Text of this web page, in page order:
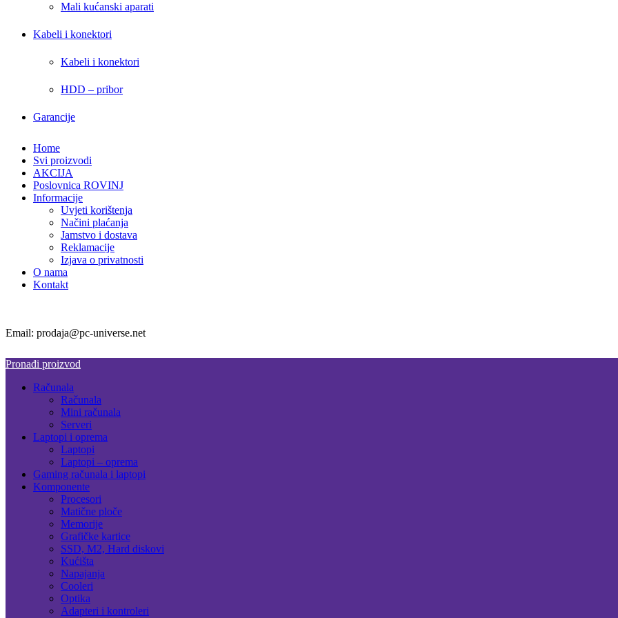
Mali kućanski aparati
Kabeli i konektori
Kabeli i konektori
HDD – pribor
Garancije
Home
Svi proizvodi
AKCIJA
Poslovnica ROVINJ
Informacije
Uvjeti korištenja
Načini plaćanja
Jamstvo i dostava
Reklamacije
Izjava o privatnosti
O nama
Kontakt
Email: prodaja@pc-universe.net
Pronađi proizvod
Računala
Računala
Mini računala
Serveri
Laptopi i oprema
Laptopi
Laptopi – oprema
Gaming računala i laptopi
Komponente
Procesori
Matične ploče
Memorije
Grafičke kartice
SSD, M2, Hard diskovi
Kućišta
Napajanja
Cooleri
Optika
Adapteri i kontroleri